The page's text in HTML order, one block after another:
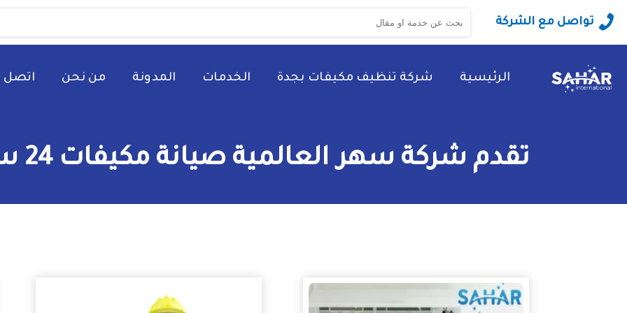
تواصل مع الشركة
البحث
عن:
الرئيسية شركة تنظيف مكيفات بجدة الخدمات المدونة من نحن اتصل
تقدم شركة سهر العالمية صيانة مكيفات 24 ساعة جدة بإحترافية